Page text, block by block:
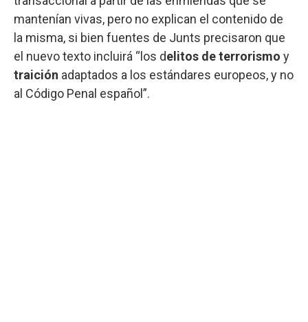
mantenían vivas, pero no explican el contenido de
la misma, si bien fuentes de Junts precisaron que
el nuevo texto incluirá “los delitos de terrorismo y
traición adaptados a los estándares europeos, y no
al Código Penal español”.